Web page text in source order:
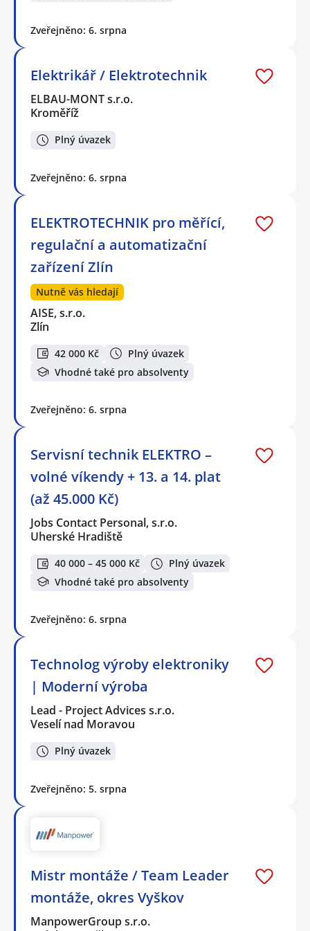
Zveřejněno: 6. srpna
Elektrikář / Elektrotechnik
ELBAU-MONT s.r.o.
Kroměříž
Plný úvazek
Zveřejněno: 6. srpna
ELEKTROTECHNIK pro měřící,
regulační a automatizační
zařízení Zlín
Nutně vás hledají
AISE, s.r.o.
Zlín
42 000 Kč
Plný úvazek
Vhodné také pro absolventy
Zveřejněno: 6. srpna
Servisní technik ELEKTRO –
volné víkendy + 13. a 14. plat
(až 45.000 Kč)
Jobs Contact Personal, s.r.o.
Uherské Hradiště
40 000 – 45 000 Kč
Plný úvazek
Vhodné také pro absolventy
Zveřejněno: 6. srpna
Technolog výroby elektroniky
| Moderní výroba
Lead - Project Advices s.r.o.
Veselí nad Moravou
Plný úvazek
Zveřejněno: 5. srpna
Mistr montáže / Team Leader
montáže, okres Vyškov
ManpowerGroup s.r.o.